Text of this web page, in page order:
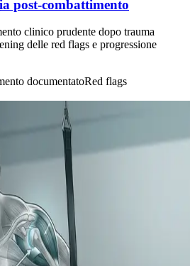
post-combattimento
clinico prudente dopo trauma
delle red flags e progressione
documentatoRed flags